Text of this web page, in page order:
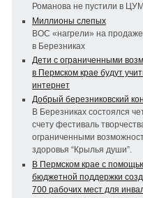
Романова не пустили в
Миллионы слепых
ВОС «нагрели» на
в Березниках
Дети с ограниченными
в Пермском крае будут
интернет
Добрый березниковский
В Березниках состоялся
счету фестиваль
ограниченными
здоровья “Крылья души”.
В Пермском крае с
бюджетной поддержки
700 рабочих мест для